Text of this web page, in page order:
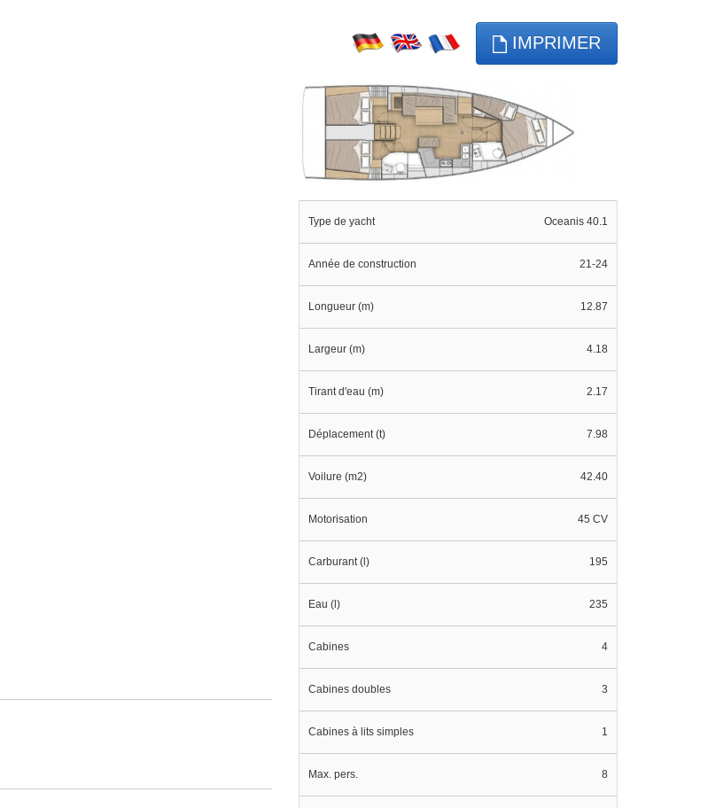
IMPRIMER
Type de yacht Oceanis 40.1
Année de construction 21-24
Longueur (m) 12.87
Largeur (m) 4.18
Tirant d'eau (m) 2.17
Déplacement (t) 7.98
Voilure (m2) 42.40
Motorisation 45 CV
Carburant (l) 195
Eau (l) 235
Cabines 4
Cabines doubles 3
Cabines à lits simples 1
Max. pers. 8